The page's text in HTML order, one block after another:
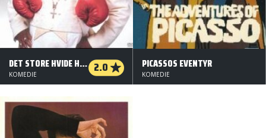
DET STORE HVIDE HÅB 2.0
KOMEDIE
PICASSOS EVENTYR
KOMEDIE